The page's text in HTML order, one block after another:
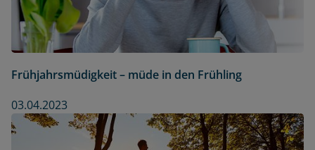
Frühjahrsmüdigkeit – müde in den Frühling
03.04.2023